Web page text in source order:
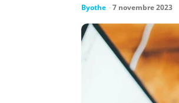
Byothe -7 novembre 2023